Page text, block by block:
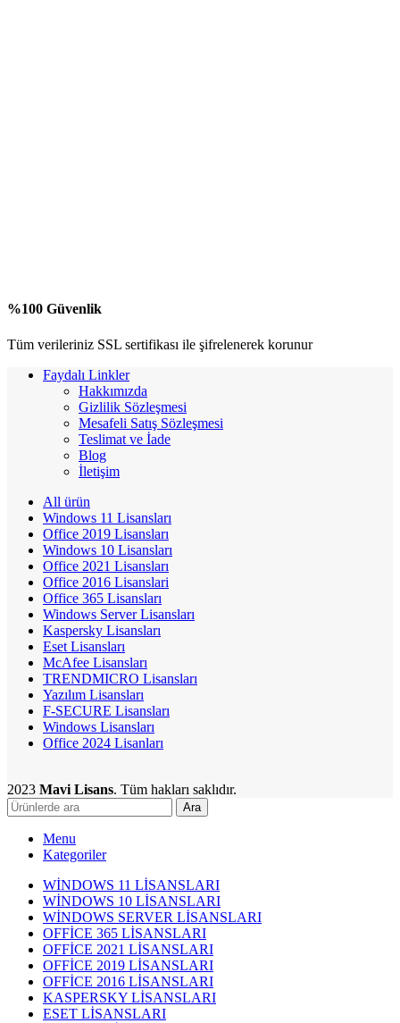
%100 Güvenlik
Tüm verileriniz SSL sertifikası ile şifrelenerek korunur
Faydalı Linkler
Hakkımızda
Gizlilik Sözleşmesi
Mesafeli Satış Sözleşmesi
Teslimat ve İade
Blog
İletişim
All ürün
Windows 11 Lisansları
Office 2019 Lisansları
Windows 10 Lisansları
Office 2021 Lisansları
Office 2016 Lisanslari
Office 365 Lisansları
Windows Server Lisansları
Kaspersky Lisansları
Eset Lisansları
McAfee Lisansları
TRENDMICRO Lisansları
Yazılım Lisansları
F-SECURE Lisansları
Windows Lisansları
Office 2024 Lisanları
2023 Mavi Lisans. Tüm hakları saklıdır.
Ara
Menu
Kategoriler
WİNDOWS 11 LİSANSLARI
WİNDOWS 10 LİSANSLARI
WİNDOWS SERVER LİSANSLARI
OFFİCE 365 LİSANSLARI
OFFİCE 2021 LİSANSLARI
OFFİCE 2019 LİSANSLARI
OFFİCE 2016 LİSANSLARI
KASPERSKY LİSANSLARI
ESET LİSANSLARI